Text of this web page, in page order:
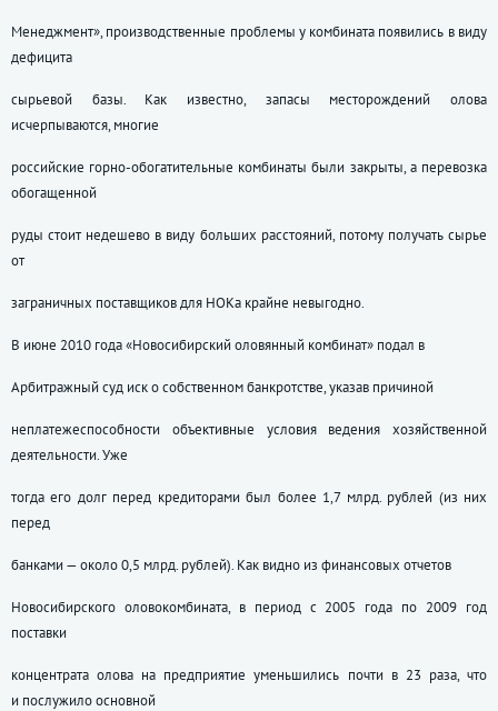
Менеджмент», производственные проблемы у комбината появились в виду
дефицита
сырьевой базы. Как известно, запасы месторождений олова
исчерпываются, многие
российские горно-обогатительные комбинаты были закрыты, а перевозка
обогащенной
руды стоит недешево в виду больших расстояний, потому получать сырье
от
заграничных поставщиков для НОКа крайне невыгодно.
В июне 2010 года «Новосибирский оловянный комбинат» подал в
Арбитражный суд иск о собственном банкротстве, указав причиной
неплатежеспособности объективные условия ведения хозяйственной
деятельности. Уже
тогда его долг перед кредиторами был более 1,7 млрд. рублей (из них
перед
банками — около 0,5 млрд. рублей). Как видно из финансовых отчетов
Новосибирского оловокомбината, в период с 2005 года по 2009 год
поставки
концентрата олова на предприятие уменьшились почти в 23 раза, что
и послужило основной